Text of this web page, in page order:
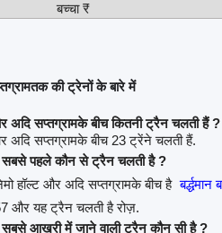
बच्चा ₹
की ट्रेनों के बारे में
अदि सप्तग्रामके बीच कितनी ट्रैन चलती हैं ?
अदि सप्तग्रामके बीच 23 ट्रेंने चलती हैं.
सबसे पहले कौन से ट्रैन चलती है ?
हॉल्ट और अदि सप्तग्रामके बीच है
और यह ट्रैन चलती है रोज़.
सबसे आखरी में जाने वाली ट्रैन कौन सी है ?